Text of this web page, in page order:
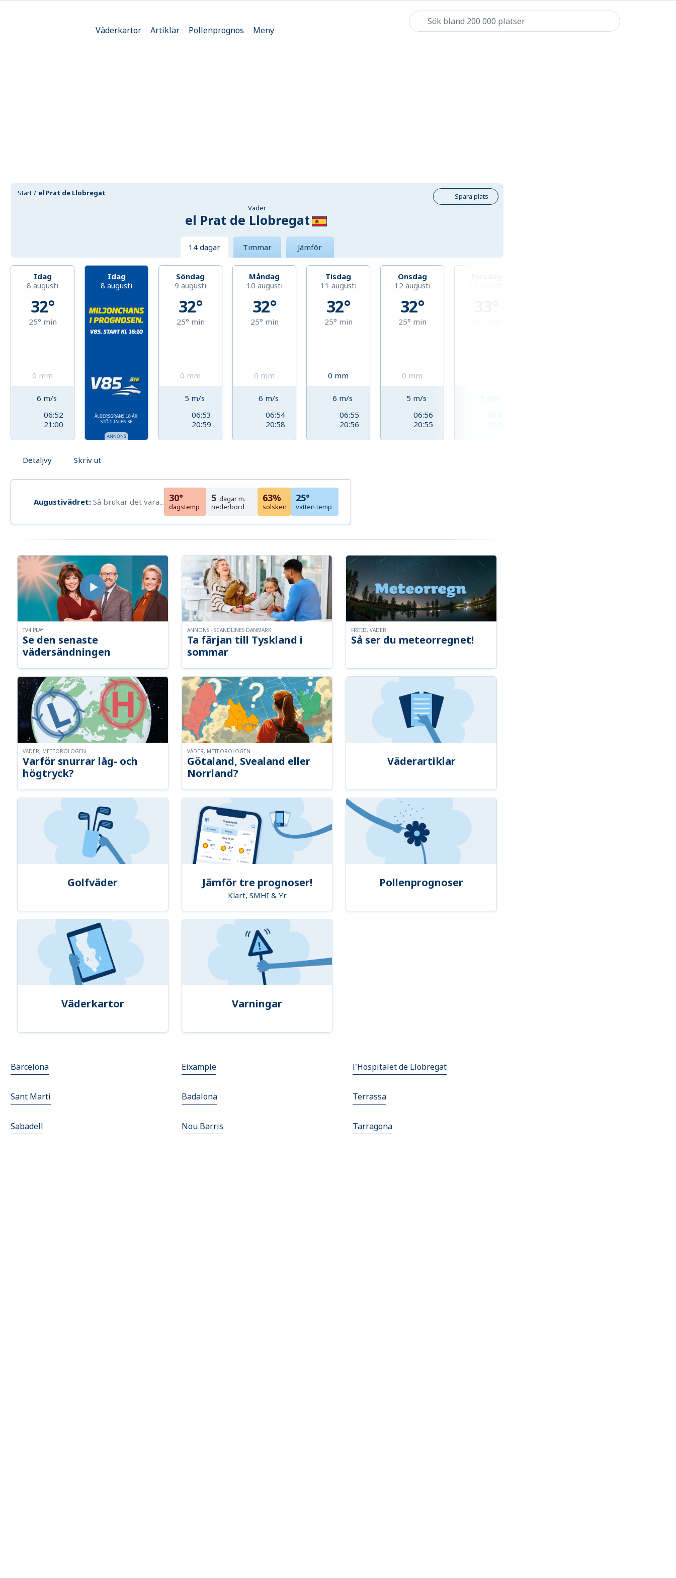
Väderkartor Artiklar Pollenprognos Meny
Start el Prat de Llobregat
Spara plats
Väder
el Prat de Llobregat
14 dagar Timmar Jämför
Idag
8 augusti
32°
25° min
0 mm
6 m/s
06:52
21:00
Idag
8 augusti
Söndag
9 augusti
32°
25° min
0 mm
5 m/s
06:53
20:59
Måndag
10 augusti
32°
25° min
0 mm
6 m/s
06:54
20:58
Tisdag
11 augusti
32°
25° min
0 mm
6 m/s
06:55
20:56
Onsdag
12 augusti
32°
25° min
0 mm
5 m/s
06:56
20:55
Detaljvy Skriv ut
Augustivädret: Så brukar det vara... 30°
dagstemp
5 dagar m.
nederbörd
63%
solsken
25°
vatten temp
Se den senaste
vädersändningen
TV4 PLAY
Ta färjan till Tyskland i
sommar
ANNONS - SCANDLINES DANMARK
Så ser du meteorregnet!
FRITID, VÄDER
Varför snurrar låg- och
högtryck?
VÄDER, METEOROLOGEN
Götaland, Svealand eller
Norrland?
VÄDER, METEOROLOGEN
Väderartiklar
Golfväder Jämför tre prognoser!
Klart, SMHI & Yr
Pollenprognoser
Väderkartor Varningar
Barcelona Eixample l'Hospitalet de Llobregat
Sant Marti Badalona Terrassa
Sabadell Nou Barris Tarragona